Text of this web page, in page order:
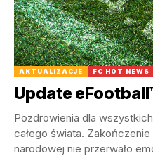
AKTUALIZACJE FC HOT NEWS
Update
Pozdrowienia dla
całego świata.
narodowej nie przerwało